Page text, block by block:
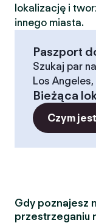
lokalizację i
innego miasta.
Paszport
Szukaj par
Los
Bieżąca
Czym
Gdy poznajesz
przestrzeganiu